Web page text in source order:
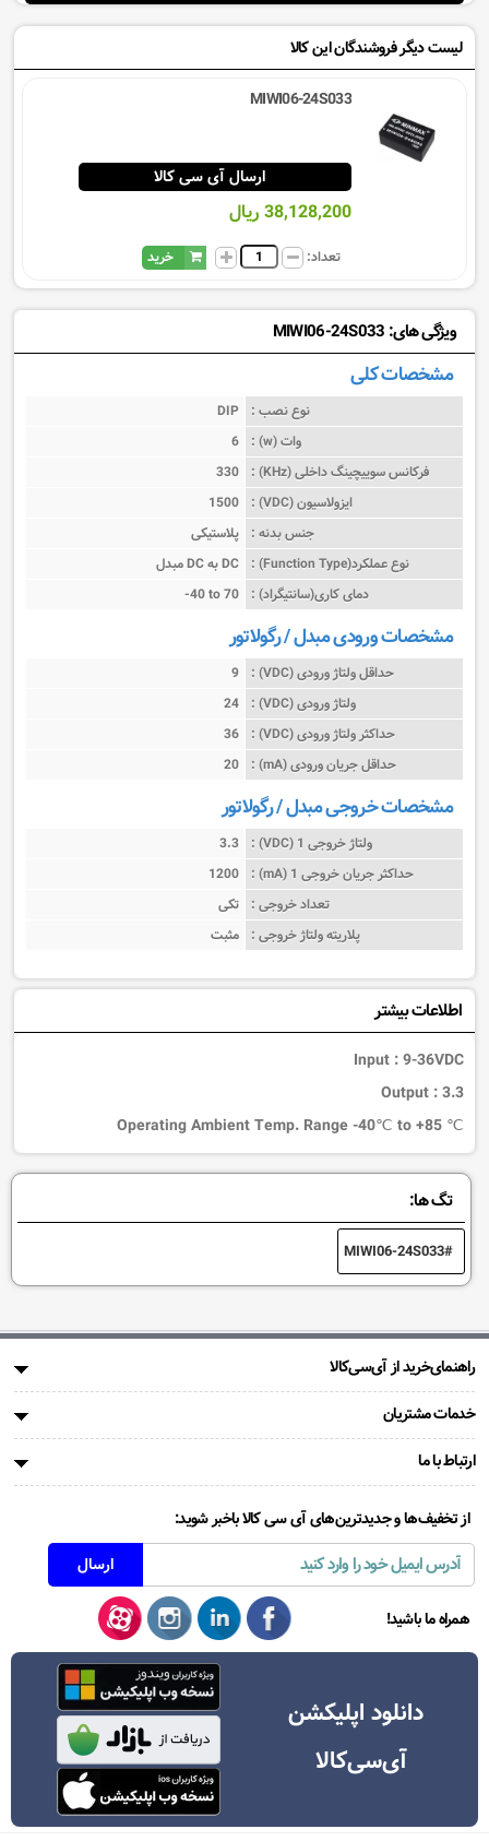
لیست دیگر فروشندگان این کالا
MIWI06-24S033
ارسال آی سی کالا
38,128,200 ریال
تعداد: خرید
ویژگی های: MIWI06-24S033
مشخصات کلی
نوع نصب : DIP
وات (w) :
6
فرکانس سوییچینگ داخلی (KHz) :
330
ایزولاسیون (VDC) :
1500
جنس بدنه : پلاستیکی
نوع عملکرد(Function Type) :
مبدل DC به DC
دمای کاری(سانتیگراد) : -40 to 70
مشخصات ورودی مبدل / رگولاتور
حداقل ولتاژ ورودی (VDC) :
9
ولتاژ ورودی (VDC) :
24
حداکثر ولتاژ ورودی (VDC) :
36
حداقل جریان ورودی (mA) :
20
مشخصات خروجی مبدل / رگولاتور
ولتاژ خروجی 1 (VDC) :
3.3
حداکثر جریان خروجی 1 (mA) :
1200
تعداد خروجی : تکی
پلاریته ولتاژ خروجی : مثبت
اطلاعات بیشتر
Input : 9-36VDC
Output : 3.3
℃ Operating Ambient Temp. Range -40℃ to +85
تگ ها:
MIWI06-24S033
راهنمای‌خرید از آی‌سی‌کالا
خدمات مشتریان
ارتباط با ما
از تخفیف‌ها و جدیدترین‌های آی سی کالا باخبر شوید:
همراه ما باشید!
دانلود اپلیکشن
آی‌سی‌کالا